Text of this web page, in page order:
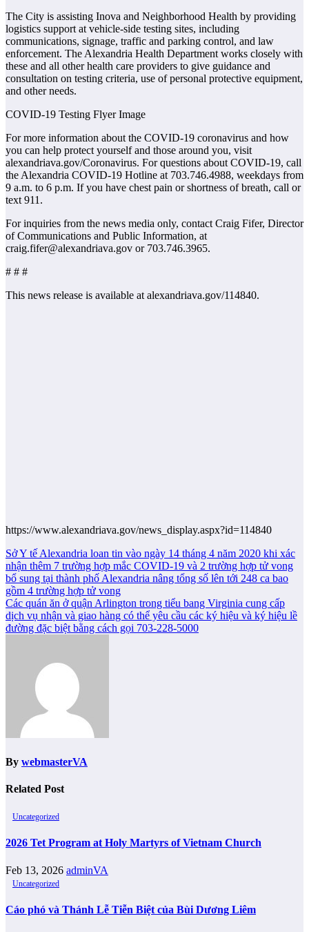
The City is assisting Inova and Neighborhood Health by providing
logistics support at vehicle-side testing sites, including
communications, signage, traffic and parking control, and law
enforcement. The Alexandria Health Department works closely with
these and all other health care providers to give guidance and
consultation on testing criteria, use of personal protective equipment,
and other needs.
COVID-19 Testing Flyer Image
For more information about the COVID-19 coronavirus and how
you can help protect yourself and those around you, visit
alexandriava.gov/Coronavirus. For questions about COVID-19, call
the Alexandria COVID-19 Hotline at 703.746.4988, weekdays from
9 a.m. to 6 p.m. If you have chest pain or shortness of breath, call or
text 911.
For inquiries from the news media only, contact Craig Fifer, Director
of Communications and Public Information, at
craig.fifer@alexandriava.gov or 703.746.3965.
# # #
This news release is available at alexandriava.gov/114840.
https://www.alexandriava.gov/news_display.aspx?id=114840
Post
navigation
Sở Y tế Alexandria loan tin vào ngày 14 tháng 4 năm 2020 khi xác
nhận thêm 7 trường hợp mắc COVID-19 và 2 trường hợp tử vong
bổ sung tại thành phố Alexandria nâng tổng số lên tới 248 ca bao
gồm 4 trường hợp tử vong
Các quán ăn ở quận Arlington trong tiểu bang Virginia cung cấp
dịch vụ nhận và giao hàng có thể yêu cầu các ký hiệu và ký hiệu lề
đường đặc biệt bằng cách gọi 703-228-5000
By webmasterVA
Related Post
Uncategorized
2026 Tet Program at Holy Martyrs of Vietnam Church
Feb 13, 2026 adminVA
Uncategorized
Cáo phó và Thánh Lễ Tiễn Biệt của Bùi Dương Liêm